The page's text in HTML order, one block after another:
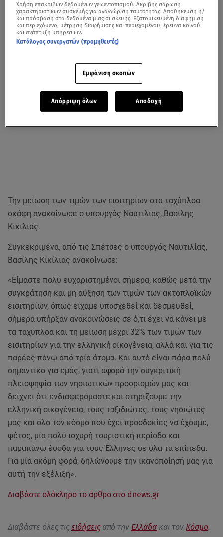
Την μείωση των τιμών των εισιτηρίων στα ταχύπλοα
σκάφη ανακοίνωσε ο υπουργός Ναυτιλίας, Βασίλης
Κικίλιας.
Συγκεκριμένα, από τις Σπέτσες ο υπουργός Ναυτιλίας,
Βασίλης Κικίλιας ανακοίνωσε:
«Είμαστε πολύ ευχαριστημένοι σήμερα, καθώς μετά την
συγκράτηση και μη αύξηση των τιμών των ακτοπλοϊκών
εισιτηρίων, όπως είχαμε υποσχεθεί και δεσμευθεί,
σήμερα υπήρξαν ανακοινώσεις σε ό,τι έχει να κάνει με
τα ταχύπλοα και τη μείωση μέχρι 32% των τιμών των
εισιτηρίων για την ελληνική οικογένεια, αλλά και για τις
παρέες πάνω από τρία άτομα. Και αυτό είναι πάρα πολύ
σημαντικό για εμάς, γιατί αφορά την συγκριτική
πλειοψηφία των νησιωτικών προορισμών μας και
δείχνει ότι ενδιαφερόμαστε και στηρίζουμε την
ελληνική οικογένεια, τους ταξιδιώτες, τους νησιώτες
μας και όλο τον κόσμο που έχει προσδοκίες να έχουμε,
φέτος, μία πολύ ισχυρή τουριστική περίοδο και
παραπάνω έσοδα για τους Έλληνες σε όλα τα επίπεδα.
Για μία ακόμη φορά, δηλώνουμε την ικανοποίησή μας για
αυτή την εξέλιξη».
Διαβάστε ολόκληρο το άρθρο στο dnews.gr
Διαβάστε όλες τις ειδήσεις από την Ελλάδα και τον Κόσμο.
Χρήση επακριβών δεδομένων γεωεντοπισμού. Ακριβής σάρωση
χαρακτηριστικών συσκευής για αναγνώριση ταυτότητας. Αποθήκευση ή/
και πρόσβαση στα δεδομένα μιας συσκευής. Εξατομικευμένη διαφήμιση
και περιεχόμενο, μέτρηση διαφήμισης και περιεχομένου, έρευνα κοινού
και ανάπτυξη υπηρεσιών.
Κατάλογος συνεργατών (προμηθευτές)
Εμφάνιση σκοπών
Απόρριψη όλων Αποδοχή